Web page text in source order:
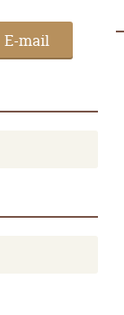
E-mail